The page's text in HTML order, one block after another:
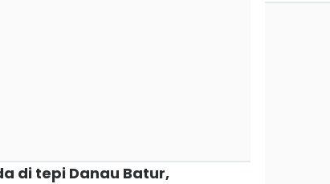
di tepi Danau Batur,